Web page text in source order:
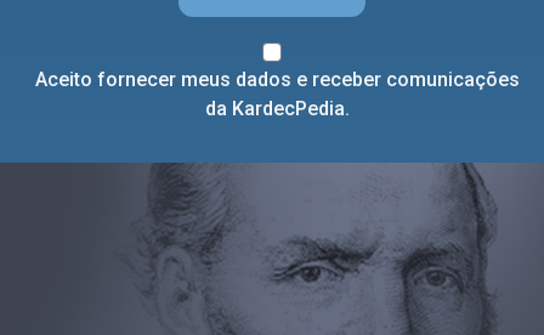
Aceito fornecer meus dados e receber comunicações
da KardecPedia.